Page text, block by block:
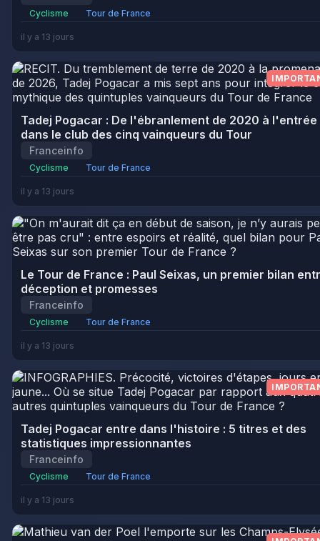
Cyclisme Tour de France
il y a 13 jours
Tadej Pogacar : De l'ébranlement de 2020 à l'entrée
dans le club des cinq vainqueurs du Tour
Franceinfo
Cyclisme Tour de France
il y a 13 jours
Le Tour de France : Paul Seixas, un premier bilan
déception et promesses
Franceinfo
Cyclisme Tour de France
il y a 13 jours
Tadej Pogacar entre dans l'histoire : 5 titres et des
statistiques impressionnantes
Franceinfo
Cyclisme Tour de France
il y a 13 jours